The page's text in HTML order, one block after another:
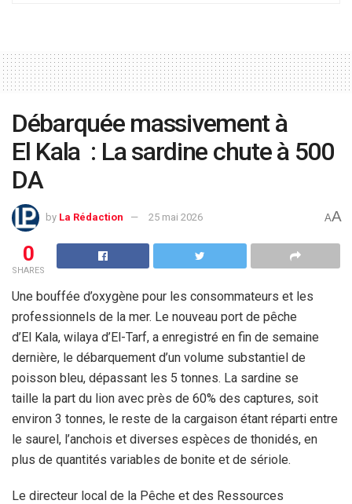
Débarquée massivement à
El Kala : La sardine chute à 500
DA
by La Rédaction 25 mai 2026 AA
0
SHARES
Une bouffée d’oxygène pour les consommateurs et les
professionnels de la mer. Le nouveau port de pêche
d’El Kala, wilaya d’El-Tarf, a enregistré en fin de semaine
dernière, le débarquement d’un volume substantiel de
poisson bleu, dépassant les 5 tonnes. La sardine se
taille la part du lion avec près de 60% des captures, soit
environ 3 tonnes, le reste de la cargaison étant réparti entre
le saurel, l’anchois et diverses espèces de thonidés, en
plus de quantités variables de bonite et de sériole.
Le directeur local de la Pêche et des Ressources